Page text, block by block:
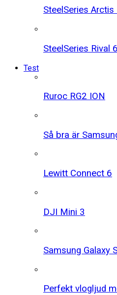
SteelSeries
SteelSeries Rival
Test
Ruroc RG2 ION
Så bra är
Lewitt Connect 6
DJI Mini 3
Samsung Galaxy
Perfekt vlogljud